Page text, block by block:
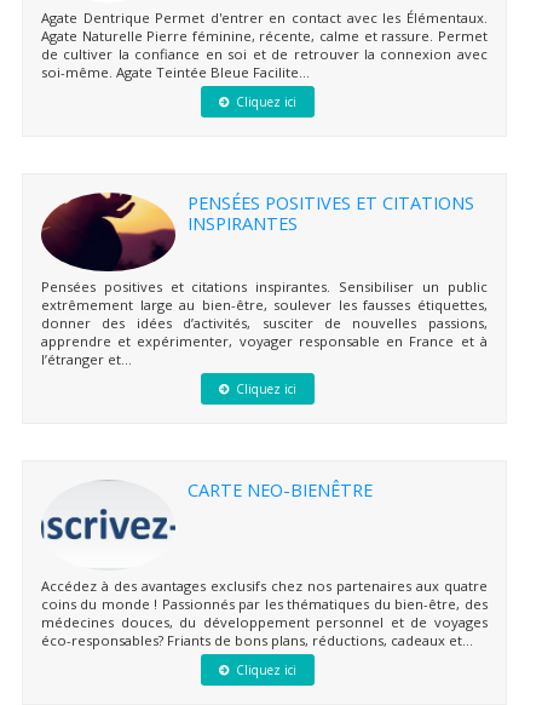
Agate Dentrique Permet d'entrer en contact avec les Élémentaux.
Agate Naturelle Pierre féminine, récente, calme et rassure. Permet
de cultiver la confiance en soi et de retrouver la connexion avec
soi-même. Agate Teintée Bleue Facilite...
Cliquez ici
PENSÉES POSITIVES ET CITATIONS
INSPIRANTES
Pensées positives et citations inspirantes. Sensibiliser un public
extrêmement large au bien-être, soulever les fausses étiquettes,
donner des idées d’activités, susciter de nouvelles passions,
apprendre et expérimenter, voyager responsable en France et à
l’étranger et...
Cliquez ici
CARTE NEO-BIENÊTRE
Accédez à des avantages exclusifs chez nos partenaires aux quatre
coins du monde ! Passionnés par les thématiques du bien-être, des
médecines douces, du développement personnel et de voyages
éco-responsables? Friants de bons plans, réductions, cadeaux et...
Cliquez ici